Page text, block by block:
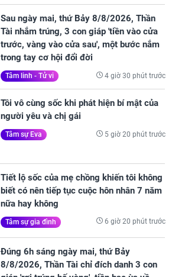
Sau ngày mai, thứ Bảy 8/8/2026, Thần
Tài nhắm trúng, 3 con giáp 'tiền vào cửa
trước, vàng vào cửa sau', một bước nắm
trong tay cơ hội đổi đời
Tâm linh - Tử vi 4 giờ 30 phút trước
Tôi vô cùng sốc khi phát hiện bí mật của
người yêu và chị gái
Tâm sự Eva 5 giờ 20 phút trước
Tiết lộ sốc của mẹ chồng khiến tôi không
biết có nên tiếp tục cuộc hôn nhân 7 năm
nữa hay không
Tâm sự gia đình 6 giờ 20 phút trước
Đúng 6h sáng ngày mai, thứ Bảy
8/8/2026, Thần Tài chỉ đích danh 3 con